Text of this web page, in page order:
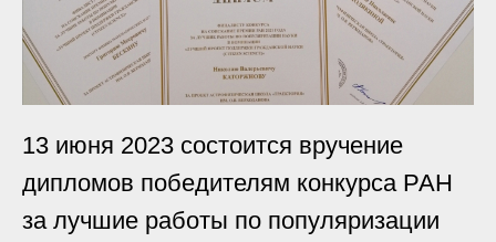
13 июня 2023 состоится вручение
дипломов победителям конкурса РАН
за лучшие работы по популяризации